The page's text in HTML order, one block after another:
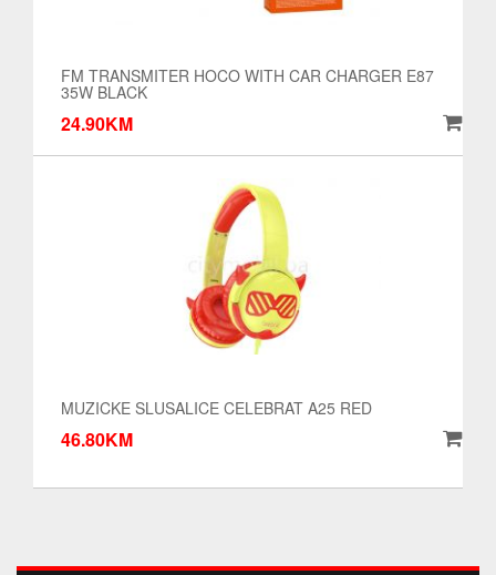
FM TRANSMITER HOCO WITH CAR CHARGER E87
35W BLACK
24.90KM
MUZICKE SLUSALICE CELEBRAT A25 RED
46.80KM